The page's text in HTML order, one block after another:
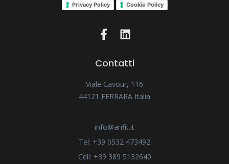
Privacy Policy Cookie Policy
Contatti
Viale Cavour, 116
44121 FERRARA Italia
info@anfit.it
Tel: +39 0532 473492
Cell: +39 389 5132640